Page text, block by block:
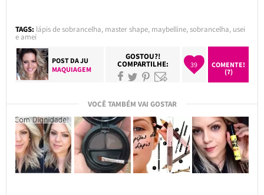
TAGS: lápis de sobrancelha, master shape, maybelline,sobrancelha, usei
e amei
POST DAJU
MAQUIAGEM
GOSTOU?!
COMPARTILHE: 39
COMENTE!
(7)
VOCÊ TAMBÉM VAI GOSTAR